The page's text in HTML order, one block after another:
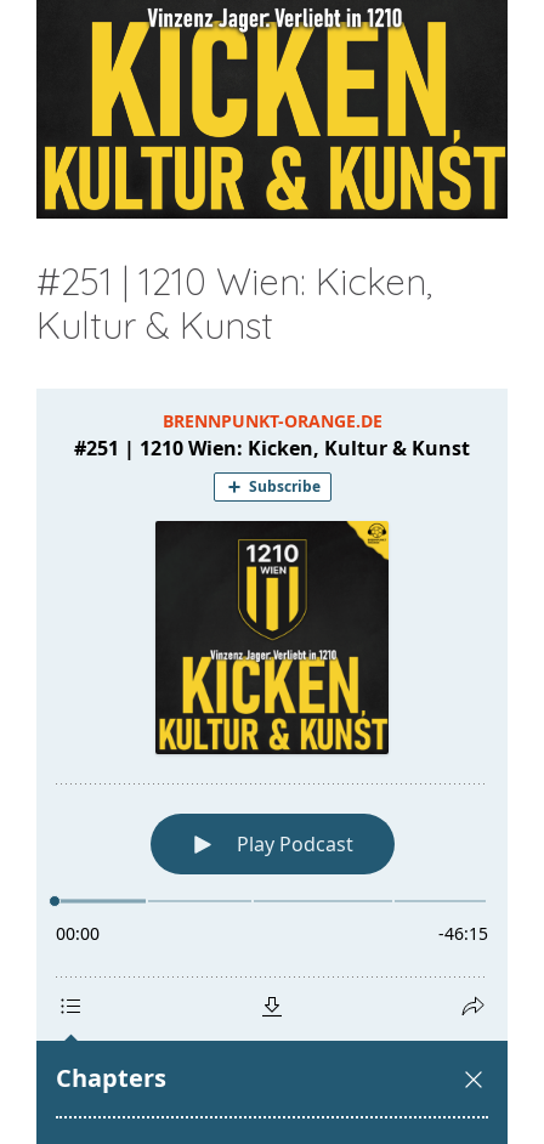
#251 | 1210 Wien: Kicken,
Kultur & Kunst